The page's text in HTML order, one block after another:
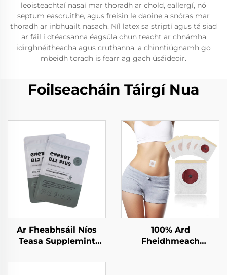
leoisteachtaí nasaí mar thoradh ar chold, eallergí, nó
septum eascruithe, agus freisin le daoine a snóras mar
thoradh ar inbhuailt nasach. Níl latex sa striptí agus tá siad
ar fáil i dtéacsanna éagsúla chun teacht ar chnámha
idirghnéitheacha agus cruthanna, a chinntiúgnamh go
mbeidh toradh is fearr ag gach úsáideoir.
Foilseacháin Táirgí Nua
Ar Fheabhsáil Níos
Teasa Supplemint
Saineolas Fhiúntais
100% Ard
Fheidhmeach